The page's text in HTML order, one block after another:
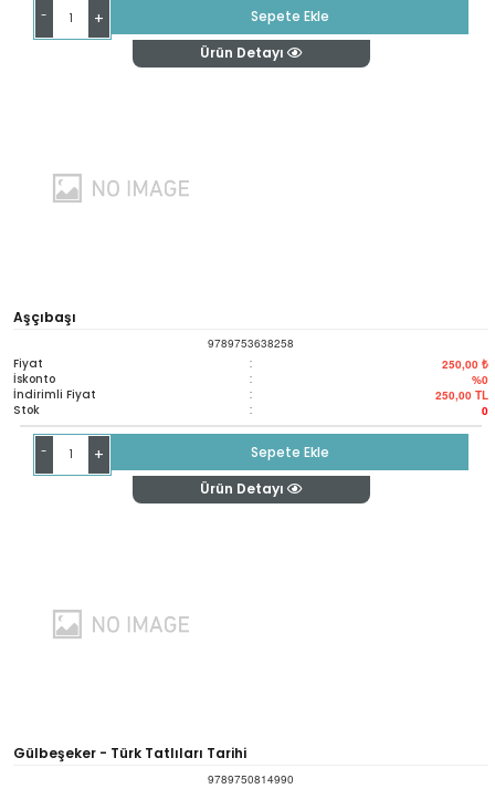
- +
Sepete Ekle
Ürün Detayı
Aşçıbaşı
9789753638258
Fiyat : 250,00 ₺
İskonto : %0
İndirimli Fiyat : 250,00 TL
Stok : 0
- +
Sepete Ekle
Ürün Detayı
Gülbeşeker - Türk Tatlıları Tarihi
9789750814990